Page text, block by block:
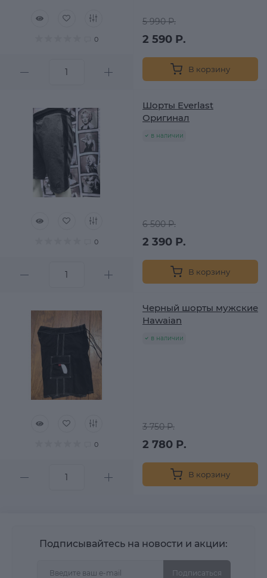
0
5 990 Р.
2 590 Р.
В корзину
0
Шорты Everlast
Оригинал
в наличии
6 500 Р.
2 390 Р.
В корзину
0
Черный шорты мужские
Hawaian
в наличии
3 750 Р.
2 780 Р.
В корзину
Подписывайтесь на новости и акции:
Подписаться